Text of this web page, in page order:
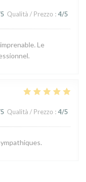
Qualità / Prezzo : 4/5
Le
Qualità / Prezzo : 4/5